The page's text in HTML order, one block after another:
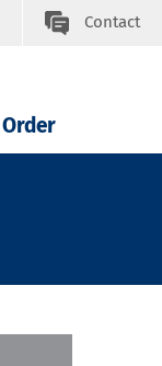
Contact
Order